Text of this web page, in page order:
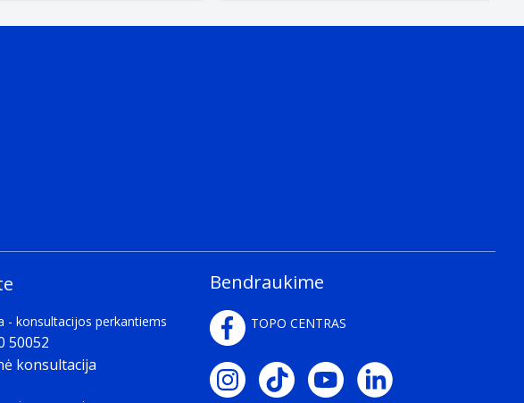
- konsultacijos perkantiems
50052
konsultacija
Bendraukime
TOPO CENTRAS